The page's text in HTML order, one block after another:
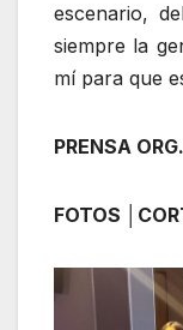
escenario,
siempre la
mí para que
PRENSA
FOTOS